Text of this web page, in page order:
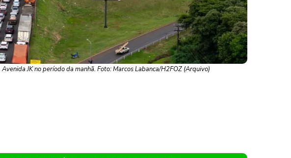
JK no período da manhã. Foto: Marcos Labanca/H2FOZ (Arquivo)